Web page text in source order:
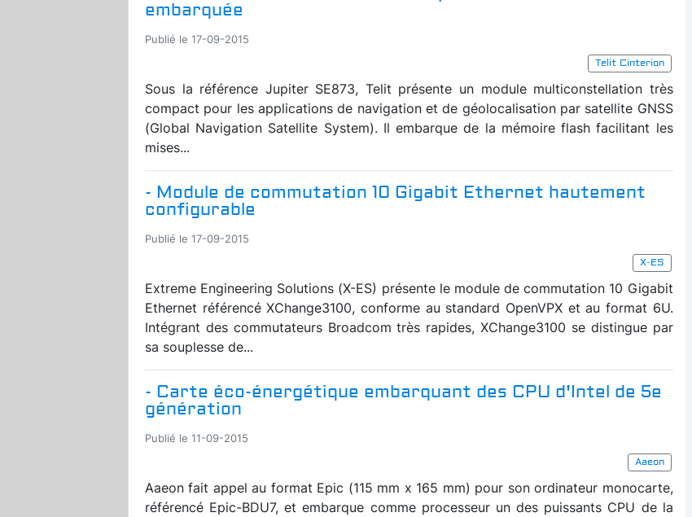
embarquée
Publié le 17-09-2015
Telit Cinterion
Sous la référence Jupiter SE873, Telit présente un module multiconstellation très
compact pour les applications de navigation et de géolocalisation par satellite GNSS
(Global Navigation Satellite System). Il embarque de la mémoire flash facilitant les
mises...
- Module de commutation 10 Gigabit Ethernet hautement
configurable
Publié le 17-09-2015
X-ES
Extreme Engineering Solutions (X-ES) présente le module de commutation 10 Gigabit
Ethernet référencé XChange3100, conforme au standard OpenVPX et au format 6U.
Intégrant des commutateurs Broadcom très rapides, XChange3100 se distingue par
sa souplesse de...
- Carte éco-énergétique embarquant des CPU d'Intel de 5e
génération
Publié le 11-09-2015
Aaeon
Aaeon fait appel au format Epic (115 mm x 165 mm) pour son ordinateur monocarte,
référencé Epic-BDU7, et embarque comme processeur un des puissants CPU de la